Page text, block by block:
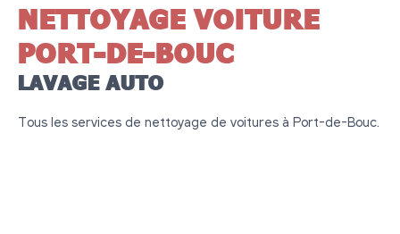
NETTOYAGE VOITURE
PORT-DE-BOUC
LAVAGE AUTO
Tous les services de nettoyage de voitures à Port-de-Bouc.